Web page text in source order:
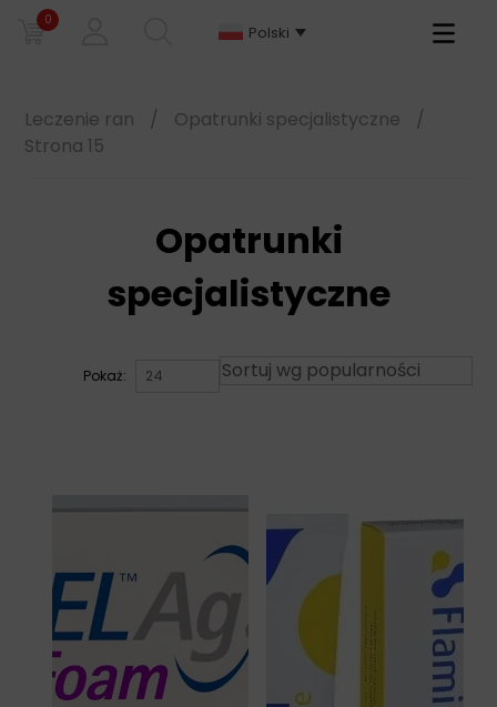
0
Polski
Primary
Leczenie ran / Opatrunki specjalistyczne
/
Strona 15
Opatrunki
specjalistyczne
Pokaż: